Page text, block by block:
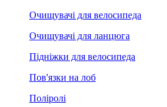
Очищувачі для велосипеда
Очищувачі для ланцюга
Підніжки для велосипеда
Пов'язки на лоб
Поліролі